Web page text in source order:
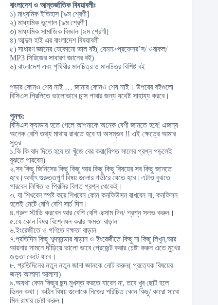
বাংলাদেশ ও আন্তর্জাতিক বিষয়াবলীঃ
১) মাধ্যমিক ইতিহাস [৯ম শ্রেণী]
২) মাধ্যমিক ভূগোল [৯ম শ্রেণী]
৩) মাধ্যমিক সামাজিক বিজ্ঞান [৯ম শ্রেণী]
৪) আব্দুল হাই এর বাংলাদেশ বিষয়াবলী
৫) সাধারণ জ্ঞানের যেকোনো ভাল বই( যেমন>প্রফেসর’স/ ওরাকল/
MP3 সিরিজের সাধারণ জ্ঞানের বই)
৬) বাংলাদেশ এবং পৃথিবীর মানচিত্র ও মানচিত্র বিশিষ্ট বই
পড়ার কোনও শেষ নাই … জানার কোনও শেষ নাই। উপরের বইগুলো
বিসিএস প্রিলিতে ভালোভাবে চান্স পাবার জন্য যথেষ্ট সাহায্য করবে।
পুনশ্চ:
বিসিএস ক্যাডার হতে গেলে আপনাকে অনেক বেশী জানতে হবে! এজন্য
অনেক বেশি তথ্য মাথায় রাখতে হবে যা অসম্ভব !! এই ক্ষেত্রে আমার
সুত্র
১.কি কি বাদ দিতে হবে তা খুঁজে বের করা(বিগত সালের প্রশ্ন পড়লেই
বুঝতে পারবেন)
২.সব কিছু জিনিসের কিছু কিছু আর কিছু কিছু বিষয়ের সব কিছু জানতে
হবে।অর্থা্ৎ গুরুত্তপূর্ণ বিষয় গুলোর গভীরে যেতে হবে।এটাও বুঝতে
পারবেন লিখিত ও প্রিলির বিগত প্রশ্ন থেকেই।
৩. যা শিখবেন স্পষ্ট করে শিখবেন কোন কনফিউসন রাখবেন না, কনফিসন
হলেই নেটে বেশি বেশি সার্চ দিন।
৪.গ্রুপ স্টাডি করবেন আর বেশি বেশি এক্সাম দিন/ প্রশ্ন সলভ করুন।
৫.যে কোন বিষয় বিশ্লেষন করার ক্ষমতা বাড়ান
৬.ইংরেজীতে ও গণিতে দক্ষতা বাড়ান
৭.প্রতিদিন কিছু শব্দভান্ডার বাড়ান ও ইংরেজীতে কিছু না কিছু লিখুন,আর
আয়নার সামনে দাঁড়িয়ে ভালো ভাবে প্রেজেন্ট করার চেষ্টা করুন এতে মুখের
জড়তা কেটে যাবে।
৮. প্রতিদিনের নতুন নতুন জানা জ্ঞানকে নোট করুন( প্রত্যেক বিষয়ের
জন্য আলাদা আলাদা)
৯.অযথা কোন কিছুর ছন্দ মুখস্ত করতে যাবেন না, তবে খুব ছোট হলে
ভিন্ন কথা। কঠিন বিষয় গুলোকে নিজের পরিচিত কোন কিছু/ কারো সাথে
মিল রাখার চেষ্টা করুন।